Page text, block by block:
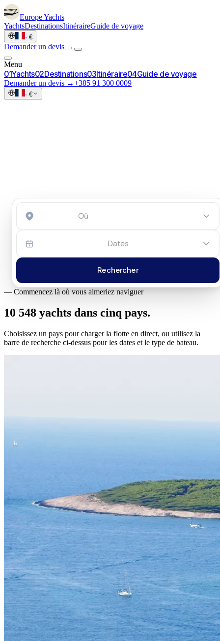
EuropeYachts
YachtsDestinationsItinéraireGuide de voyage
· €
Demander un devis →
Menu
01Yachts02Destinations03Itinéraire04Guide de voyage
Demander un devis →+385 91 300 0009
· €
Dates
Rechercher
— Commencez là où vous aimeriez naviguer
10 548 yachts dans cinq pays.
Choisissez un pays pour charger la flotte en direct, ou utilisez la
barre de recherche ci-dessus pour les dates et le type de bateau.